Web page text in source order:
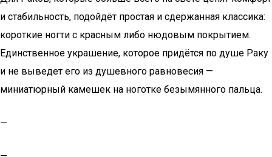
и стабильность, подойдёт простая и сдержанная классика:
короткие ногти с красным либо нюдовым покрытием.
Единственное украшение, которое придётся по душе Раку
и не выведет его из душевного равновесия —
миниатюрный камешек на ноготке безымянного пальца.
—